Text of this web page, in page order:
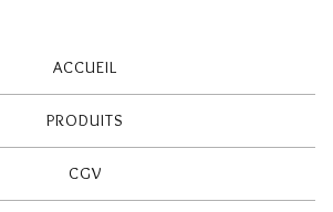
ACCUEIL
PRODUITS
CGV